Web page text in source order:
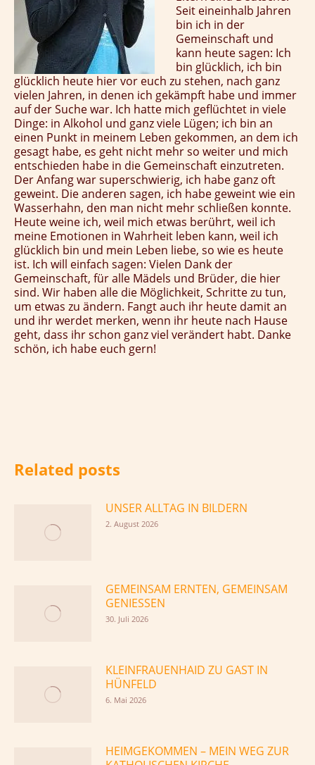
Seit eineinhalb Jahren
bin ich in der
Gemeinschaft und
kann heute sagen: Ich
bin glücklich, ich bin
glücklich heute hier vor euch zu stehen, nach ganz
vielen Jahren, in denen ich gekämpft habe und immer
auf der Suche war. Ich hatte mich geflüchtet in viele
Dinge: in Alkohol und ganz viele Lügen; ich bin an
einen Punkt in meinem Leben gekommen, an dem ich
gesagt habe, es geht nicht mehr so weiter und mich
entschieden habe in die Gemeinschaft einzutreten.
Der Anfang war superschwierig, ich habe ganz oft
geweint. Die anderen sagen, ich habe geweint wie ein
Wasserhahn, den man nicht mehr schließen konnte.
Heute weine ich, weil mich etwas berührt, weil ich
meine Emotionen in Wahrheit leben kann, weil ich
glücklich bin und mein Leben liebe, so wie es heute
ist. Ich will einfach sagen: Vielen Dank der
Gemeinschaft, für alle Mädels und Brüder, die hier
sind. Wir haben alle die Möglichkeit, Schritte zu tun,
um etwas zu ändern. Fangt auch ihr heute damit an
und ihr werdet merken, wenn ihr heute nach Hause
geht, dass ihr schon ganz viel verändert habt. Danke
schön, ich habe euch gern!
Related posts
UNSER ALLTAG IN BILDERN
2. August 2026
GEMEINSAM ERNTEN, GEMEINSAM
GENIESSEN
30. Juli 2026
KLEINFRAUENHAID ZU GAST IN
HÜNFELD
6. Mai 2026
HEIMGEKOMMEN – MEIN WEG ZUR